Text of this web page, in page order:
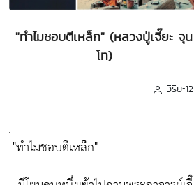
"ทำไมชอบตีเหล็ก" (หลวงปู่เจี๊ยะ จุน
โท)
วิริยะ12
.
"ทำไมชอบตีเหล็ก"